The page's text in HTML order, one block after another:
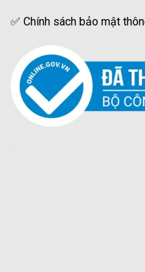
✅ Chính sách bảo mật